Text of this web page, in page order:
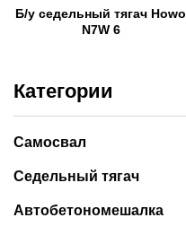
Б/у седельный тягач Howo
N7W 6
Категории
Самосвал
Седельный тягач
Автобетономешалка